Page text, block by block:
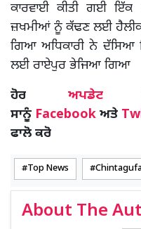
ਕਾਰਵਾਈ ਕੀਤੀ ਗਈ ਇੱਕ
ਜ਼ਖਮੀਆਂ ਨੂੰ ਕੱਢਣ ਲਈ
ਗਿਆ ਅਧਿਕਾਰੀ ਨੇ ਦੱਸਿਆ
ਲਈ ਰਾਏਪੁਰ ਭੇਜਿਆ ਗਿਆ
ਹੋਰ ਅਪਡੇਟ
ਸਾਨੂੰ Facebook ਅਤੇ
ਫਾਲੋ ਕਰੋ
Top News
About The